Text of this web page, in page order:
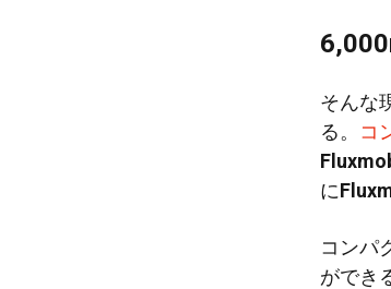
そんな
る。 コ
に
コンパ
ができ